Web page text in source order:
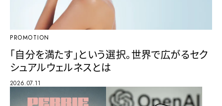
PROMOTION
「自分を満たす」という選択。世界で広がるセク
シュアルウェルネスとは
2026.07.11